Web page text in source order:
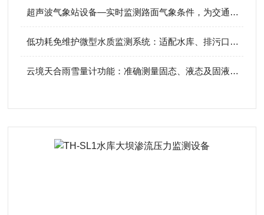
超声波气象站设备—实时监测路面气象条件，为交通管理部门提供决策依据
低功耗免维护微型水质监测系统：适配水库、排污口、水产养殖多场景使用
云境天合雨雪量计功能：准确测量固态、液态​及固液混合态等全类型降水量